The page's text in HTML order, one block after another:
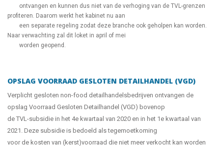
ontvangen en kunnen dus niet van de verhoging van de TVL-grenzen
profiteren. Daarom werkt het kabinet nu aan
een separate regeling zodat deze branche ook geholpen kan worden.
Naar verwachting zal dit loket in april of mei
worden geopend.
OPSLAG VOORRAAD GESLOTEN DETAILHANDEL (VGD)
Verplicht gesloten non-food detailhandelsbedrijven ontvangen de
opslag Voorraad Gesloten Detailhandel (VGD) bovenop
de TVL-subsidie in het 4e kwartaal van 2020 en in het 1e kwartaal van
2021. Deze subsidie is bedoeld als tegemoetkoming
voor de kosten van (kerst)voorraad die niet meer verkocht kan worden